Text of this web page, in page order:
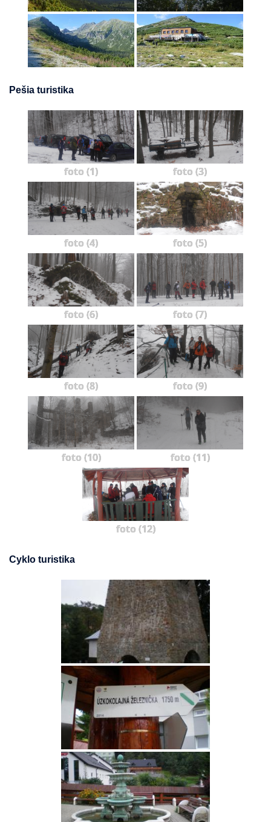
Pešia turistika
foto (1) foto (3)
foto (4) foto (5)
foto (6) foto (7)
foto (8) foto (9)
foto (10) foto (11)
foto (12)
Cyklo turistika